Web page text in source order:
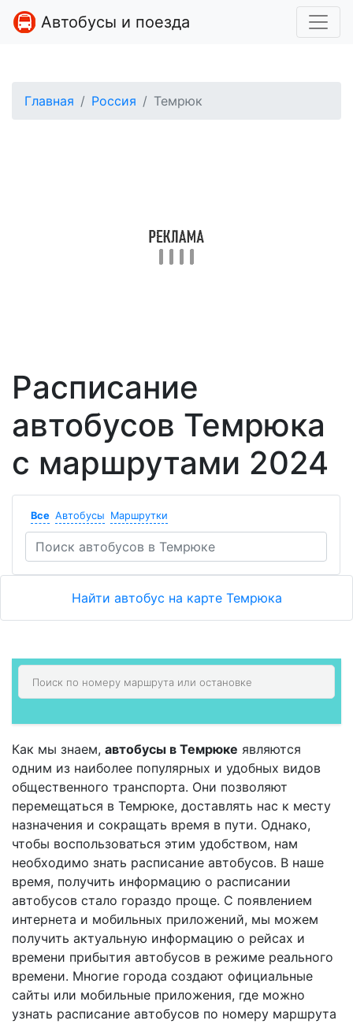
Автобусы и поезда
Главная Россия Темрюк
Расписание
автобусов Темрюка
с маршрутами 2024
Все Автобусы Маршрутки
Найти автобус на карте Темрюка
Как мы знаем, автобусы в Темрюке являются
одним из наиболее популярных и удобных видов
общественного транспорта. Они позволяют
перемещаться в Темрюке, доставлять нас к месту
назначения и сокращать время в пути. Однако,
чтобы воспользоваться этим удобством, нам
необходимо знать расписание автобусов. В наше
время, получить информацию о расписании
автобусов стало гораздо проще. С появлением
интернета и мобильных приложений, мы можем
получить актуальную информацию о рейсах и
времени прибытия автобусов в режиме реального
времени. Многие города создают официальные
сайты или мобильные приложения, где можно
узнать расписание автобусов по номеру маршрута